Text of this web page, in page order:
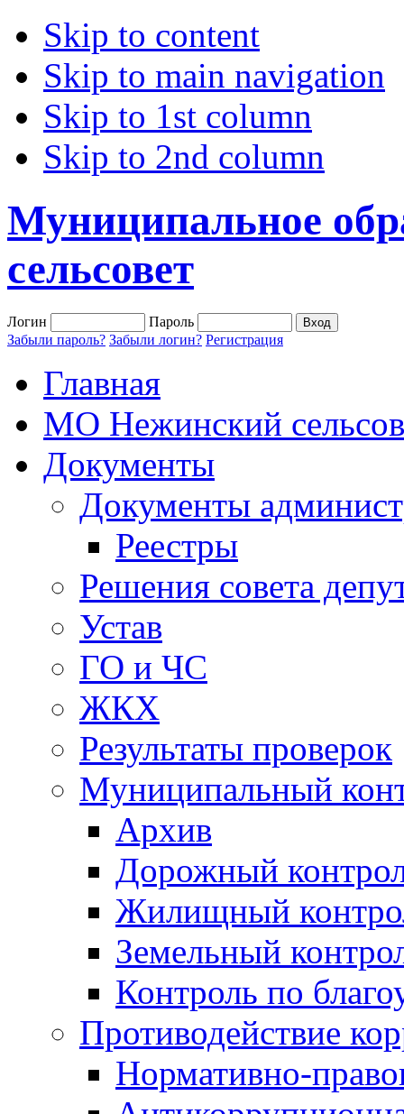
Skip to content
Skip to main navigation
Skip to 1st column
Skip to 2nd column
Муниципальное
сельсовет
Логин
Пароль
Забыли пароль? Забыли логин? Регистрация
Главная
МО Нежинский
Документы
Документы
Реестры
Решения совета
Устав
ГО и ЧС
ЖКХ
Результаты проверок
Муниципальный
Архив
Дорожный
Жилищный
Земельный
Контроль по
Противодействие
Нормативно-